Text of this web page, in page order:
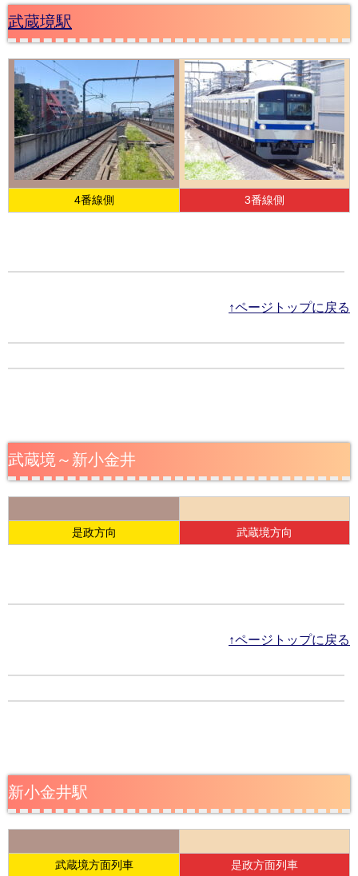
武蔵境駅
4番線側 3番線側
↑ページトップに戻る
武蔵境～新小金井
是政方向 武蔵境方向
↑ページトップに戻る
新小金井駅
武蔵境方面列車 是政方面列車